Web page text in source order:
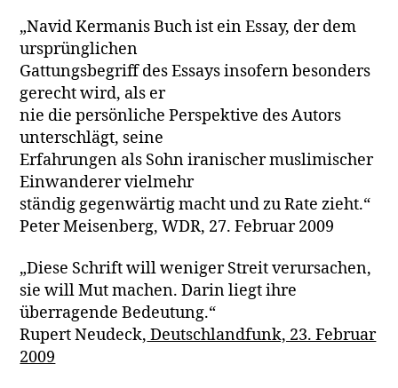
„Navid Kermanis Buch ist ein Essay, der dem
ursprünglichen
Gattungsbegriff des Essays insofern besonders
gerecht wird, als er
nie die persönliche Perspektive des Autors
unterschlägt, seine
Erfahrungen als Sohn iranischer muslimischer
Einwanderer vielmehr
ständig gegenwärtig macht und zu Rate zieht.“
Peter Meisenberg, WDR, 27. Februar 2009
„Diese Schrift will weniger Streit verursachen,
sie will Mut machen. Darin liegt ihre
überragende Bedeutung.“
Rupert Neudeck, Deutschlandfunk, 23. Februar
2009